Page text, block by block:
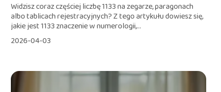
Widzisz coraz częściej liczbę 1133 na zegarze, paragonach
albo tablicach rejestracyjnych? Z tego artykułu dowiesz się,
jakie jest 1133 znaczenie w numerologii,...
2026-04-03